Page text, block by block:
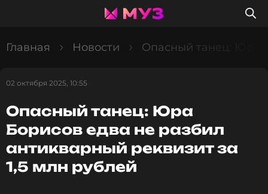
Главная Новости Опасный танец: Юра
02 октября 2025, 10:55
Опасный танец: Юра
Борисов едва не разбил
антикварный реквизит за
1,5 млн рублей